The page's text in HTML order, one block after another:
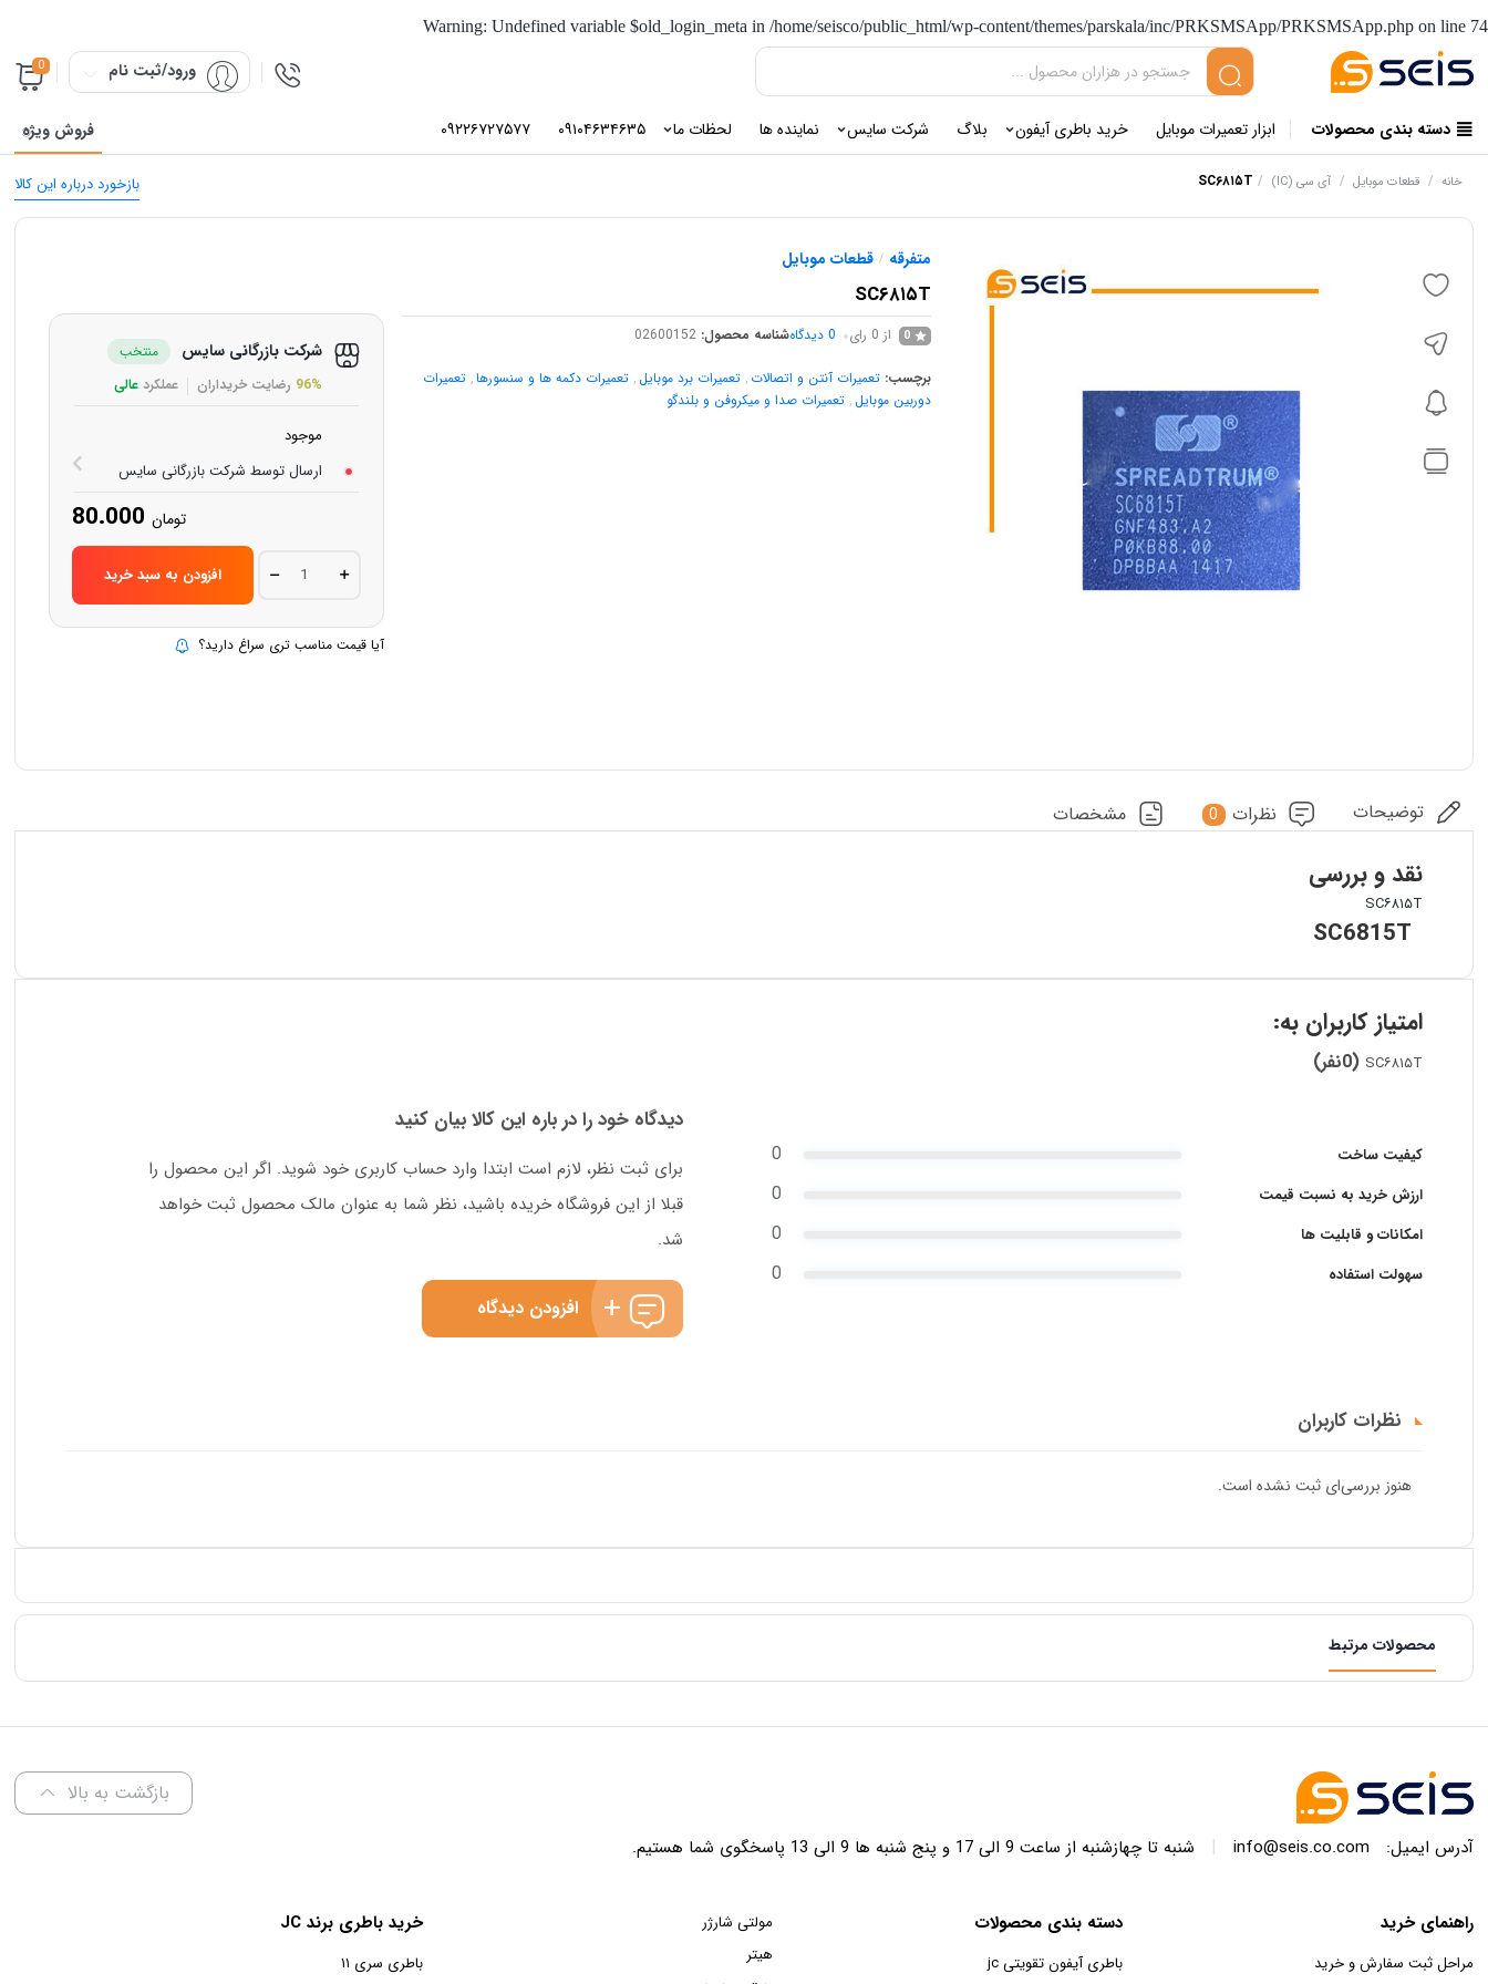
Warning: Undefined variable $old_login_meta in /home/seisco/public_html/wp-content/themes/parskala/inc/PRKSMSApp/PRKSMSApp.php on line 74
ورود/ثبت نام 0
دسته بندی محصولات ابزار تعمیرات موبایل خرید باطری آیفون بلاگ شرکت سایس نماینده ها لحظات ما ۰۹۱۰۴۶۳۴۶۳۵ ۰۹۲۲۶۷۲۷۵۷۷ فروش ویژه
بازخورد درباره این کالا خانه / قطعات موبایل / آی سی (IC) / SC۶۸۱۵T
متفرقه / قطعات موبایل
SC۶۸۱۵T
0 از 0 رای 0 دیدگاهشناسه محصول:02600152
برچسب: تعمیرات آنتن و اتصالات ,تعمیرات برد موبایل ,تعمیرات دکمه ها و سنسورها,تعمیرات
دوربین موبایل ,تعمیرات صدا و میکروفن و بلندگو
شرکت بازرگانی سایس
منتخب
96% رضایت خریداران عملکرد عالی
موجود
ارسال توسط شرکت بازرگانی سایس
تومان80.000
SC6815T افزودن به سبد خرید
آیا قیمت مناسب تری سراغ دارید؟
توضیحات نظرات 0 مشخصات
نقد و بررسی
SC۶۸۱۵T
SC6815T
امتیاز کاربران به:
SC۶۸۱۵T (0نفر)
کیفیت ساخت 0
ارزش خرید به نسبت قیمت 0
امکانات و قابلیت ها 0
سهولت استفاده 0
دیدگاه خود را در باره این کالا بیان کنید
برای ثبت نظر، لازم است ابتدا وارد حساب کاربری خود شوید. اگر این محصول را
قبلا از این فروشگاه خریده باشید، نظر شما به عنوان مالک محصول ثبت خواهد
شد.
افزودن دیدگاه
نظرات کاربران
هنوز بررسی‌ای ثبت نشده است.
محصولات مرتبط
بازگشت به بالا
آدرس ایمیل: info@seis.co.com
| شنبه تا چهازشنبه از ساعت 9 الی 17 و پنج شنبه ها 9 الی 13 پاسخگوی شما هستیم.
راهنمای خرید
مراحل ثبت سفارش و خرید
دسته بندی محصولات
باطری آیفون تقویتی jc
مولتی شارژر
هیتر
خرید باطری برند JC
باطری سری ۱۱